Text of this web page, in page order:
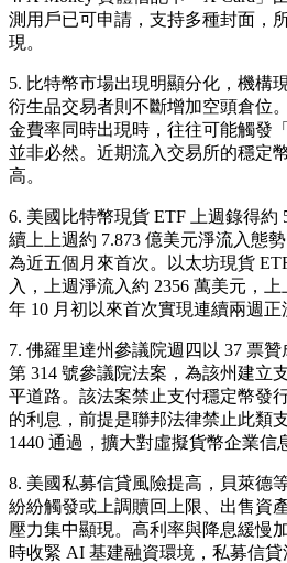
測用戶已可申請，支持多種封面，
現。
5. 比特幣市場出現明顯分化，機構
衍生品交易者則不斷增加空頭倉位
金費率同時出現時，往往可能觸發
並非必然。近期流入交易所的穩定
高。
6. 美國比特幣現貨 ETF 上週錄得約
續上上週約 7.873 億美元淨流入態
為近五個月來首次。以太坊現貨
入，上週淨流入約 2356 萬美元，
年 10 月初以來首次實現連續兩週正
7. 佛羅里達州參議院週四以 37 票
第 314 號參議院法案，為該州建立
平道路。該法案禁止支付穩定幣發
的利息，前提是聯邦法律禁止此類
1440 通過，擴大對虛擬貨幣企業信
8. 美國私募信貸風險提高，貝萊德
紛紛觸發或上調贖回上限、出售資
壓力集中顯現。高利率與降息緩慢
時收緊 AI 基建融資環境，私募信